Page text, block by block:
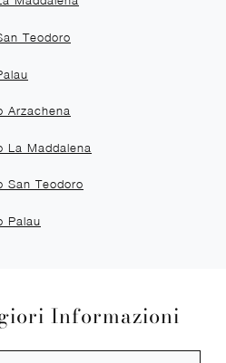
Teodoro
Arzachena
La Maddalena
San Teodoro
Palau
Informazioni